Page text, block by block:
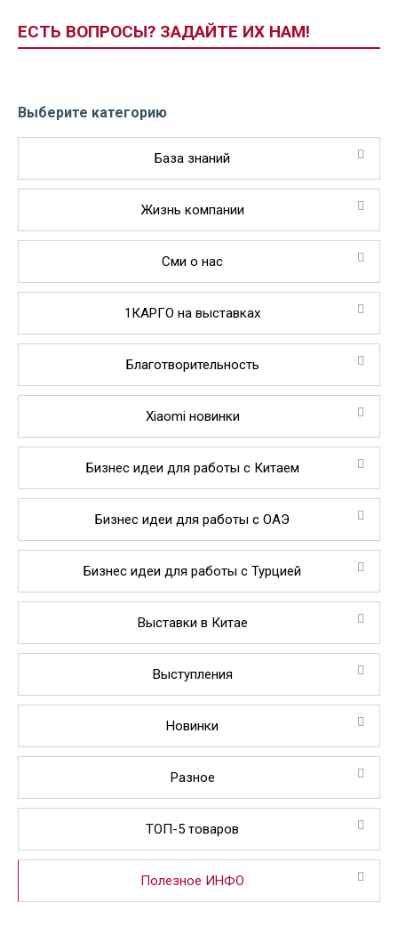
ЕСТЬ ВОПРОСЫ? ЗАДАЙТЕ ИХ НАМ!
Выберите категорию
База знаний
Жизнь компании
Сми о нас
1КАРГО на выставках
Благотворительность
Xiaomi новинки
Бизнес идеи для работы с Китаем
Бизнес идеи для работы с ОАЭ
Бизнес идеи для работы с Турцией
Выставки в Китае
Выступления
Новинки
Разное
ТОП-5 товаров
Полезное ИНФО